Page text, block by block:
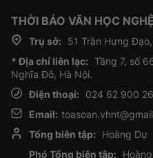
THỜI BÁO VĂN HỌC
Trụ sở:
51 Trần Hưng
* Địa chỉ liên lạc: Tầng 7, số
Nghĩa Đô, Hà Nội.
Điện thoại:
024 62 900
Email:
Tổng biên tập:
Hoàng Dự
Phó Tổng biên tập: